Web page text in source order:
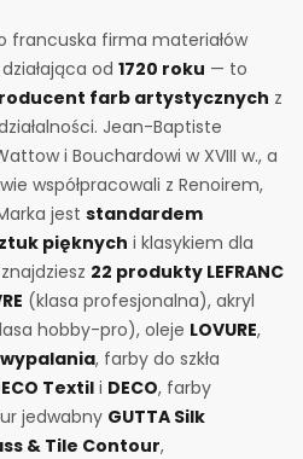
francuska firma materiałów
od 1720 roku — to
farb artystycznych z
Jean-Baptiste
i Bouchardowi w XVIII w., a
współpracowali z Renoirem,
jest standardem
pięknych i klasykiem dla
22 produkty LEFRANC
(klasa profesjonalna), akryl
hobby-pro), oleje LOVURE,
, farby do szkła
Textil i DECO, farby
jedwabny GUTTA Silk
& Tile Contour,